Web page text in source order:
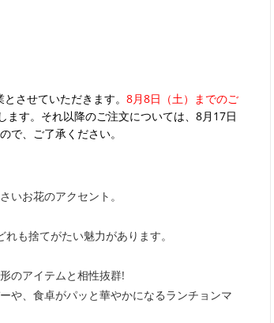
させていただきます。 8月8日（土）までのご
ます。それ以降のご注文については、8月17日
で、ご了承ください。
いお花のアクセント。
も捨てがたい魅力があります。
のアイテムと相性抜群!
や、食卓がパッと華やかになるランチョンマ